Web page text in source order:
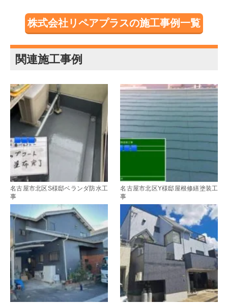
株式会社リペアプラスの施工事例一覧
関連施工事例
名古屋市北区S様邸ベランダ防水工
事
名古屋市北区Y様邸屋根修繕塗装工
事